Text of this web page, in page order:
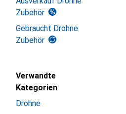
Zubehör
Gebraucht Drohne
Zubehör
Verwandte
Kategorien
Drohne